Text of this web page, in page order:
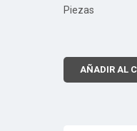
Piezas
AÑADIR AL